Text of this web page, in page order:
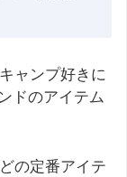
ャンプ好きに
ドのアイテム
の定番アイテ